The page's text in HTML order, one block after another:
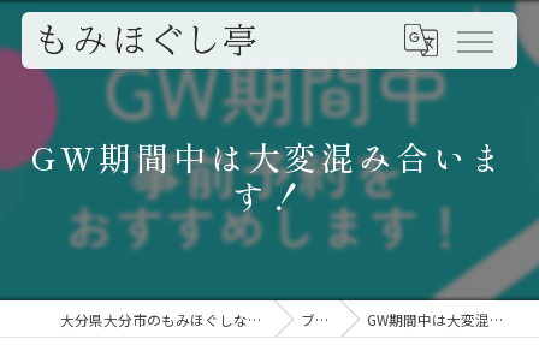
GW期間中は大変混み合いま
す！
大分県大分市のもみほぐしならもみほぐし亭 ブログ GW期間中は大変混み合います！